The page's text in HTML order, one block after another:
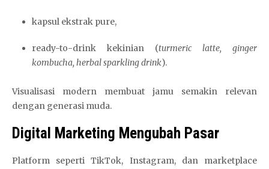
kapsul ekstrak pure,
ready-to-drink kekinian (turmeric latte, ginger
kombucha, herbal sparkling drink).
Visualisasi modern membuat jamu semakin relevan
dengan generasi muda.
Digital Marketing Mengubah Pasar
Platform seperti TikTok, Instagram, dan marketplace